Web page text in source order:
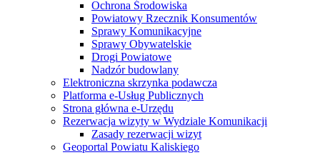
Ochrona Środowiska
Powiatowy Rzecznik Konsumentów
Sprawy Komunikacyjne
Sprawy Obywatelskie
Drogi Powiatowe
Nadzór budowlany
Elektroniczna skrzynka podawcza
Platforma e-Usług Publicznych
Strona główna e-Urzędu
Rezerwacja wizyty w Wydziale Komunikacji
Zasady rezerwacji wizyt
Geoportal Powiatu Kaliskiego